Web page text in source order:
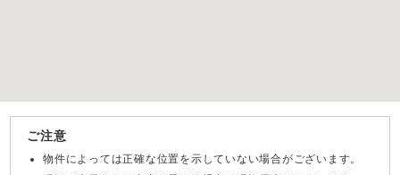
ご注意
物件によっては正確な位置を示していない場合がございます。